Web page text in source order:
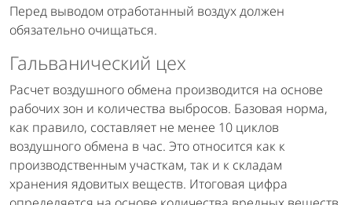
Перед выводом отработанный воздух должен
обязательно очищаться.
Гальванический цех
Расчет воздушного обмена производится на основе
рабочих зон и количества выбросов. Базовая норма,
как правило, составляет не менее 10 циклов
воздушного обмена в час. Это относится как к
производственным участкам, так и к складам
хранения ядовитых веществ. Итоговая цифра